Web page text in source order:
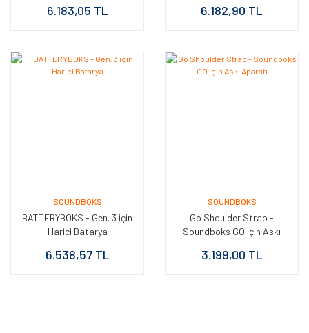
6.183,05 TL 6.182,90 TL
SOUNDBOKS
BATTERYBOKS - Gen. 3 için
Harici Batarya
6.538,57 TL
SOUNDBOKS
Go Shoulder Strap -
Soundboks GO için Askı
3.199,00 TL